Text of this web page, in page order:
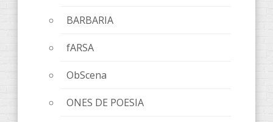
BARBARIA
fARSA
ObScena
ONES DE POESIA